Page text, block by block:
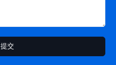
提交